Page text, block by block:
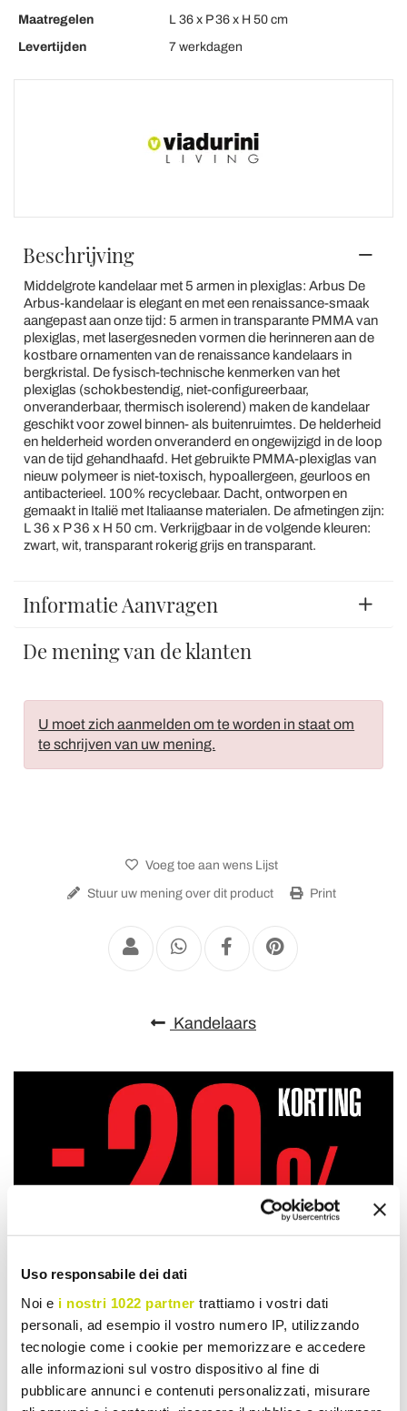
Uso responsabile dei dati
Noi e i nostri 1022 partner trattiamo i vostri dati
personali, ad esempio il vostro numero IP, utilizzando
tecnologie come i cookie per memorizzare e accedere
alle informazioni sul vostro dispositivo al fine di
pubblicare annunci e contenuti personalizzati, misurare
Maatregelen
L 36 x P 36 x H 50 cm
Levertijden
7 werkdagen
Beschrijving
Middelgrote kandelaar met 5 armen in plexiglas: Arbus De
Arbus-kandelaar is elegant en met een renaissance-smaak
aangepast aan onze tijd: 5 armen in transparante PMMA van
plexiglas, met lasergesneden vormen die herinneren aan de
kostbare ornamenten van de renaissance kandelaars in
bergkristal. De fysisch-technische kenmerken van het
plexiglas (schokbestendig, niet-configureerbaar,
onveranderbaar, thermisch isolerend) maken de kandelaar
geschikt voor zowel binnen- als buitenruimtes. De helderheid
en helderheid worden onveranderd en ongewijzigd in de loop
van de tijd gehandhaafd. Het gebruikte PMMA-plexiglas van
nieuw polymeer is niet-toxisch, hypoallergeen, geurloos en
antibacterieel. 100% recyclebaar. Dacht, ontworpen en
gemaakt in Italië met Italiaanse materialen. De afmetingen zijn:
L 36 x P 36 x H 50 cm. Verkrijgbaar in de volgende kleuren:
zwart, wit, transparant rokerig grijs en transparant.
Informatie Aanvragen
De mening van de klanten
U moet zich aanmelden om te worden in staat om
te schrijven van uw mening.
Voeg toe aan wens Lijst
Stuur uw mening over dit product Print
Kandelaars